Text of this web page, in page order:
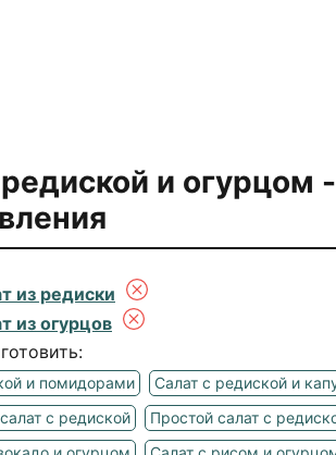
и огурцом
из редиски
из огурцов
и помидорами Салат с редиской и
с редиской
Простой салат с